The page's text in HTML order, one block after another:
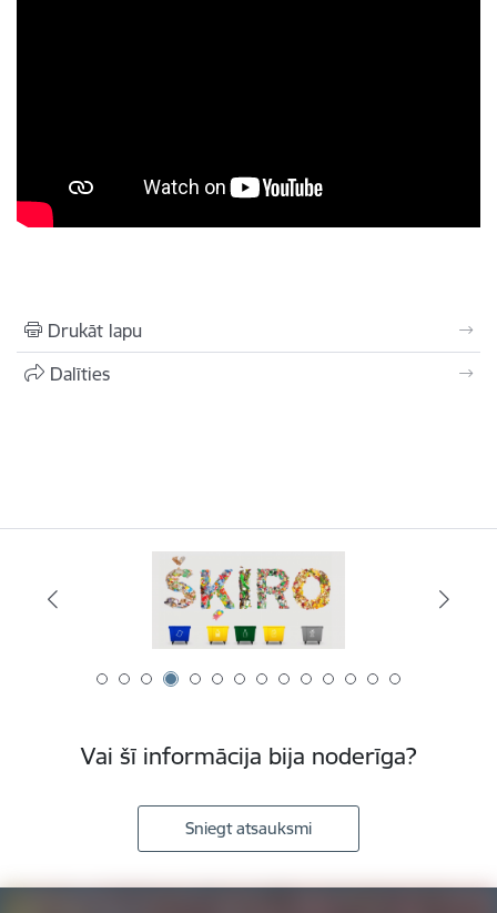
Drukāt lapu
Dalīties
Vai šī informācija bija noderīga?
Sniegt atsauksmi